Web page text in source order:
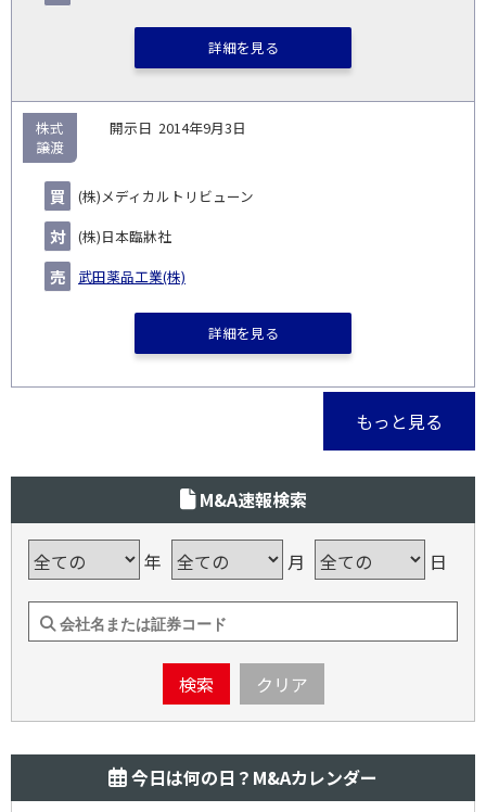
詳細を見る
2014年9月3日
(株)メディカルトリビューン
(株)日本臨牀社
武田薬品工業(株)
株式
譲渡
詳細を見る
もっと見る
M&A速報検索
年 月 日
検索 クリア
今日は何の日？M&Aカレンダー